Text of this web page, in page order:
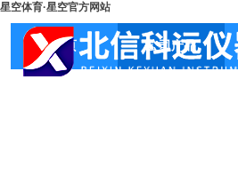
星空体育·星空官方网站
首页 公司产品